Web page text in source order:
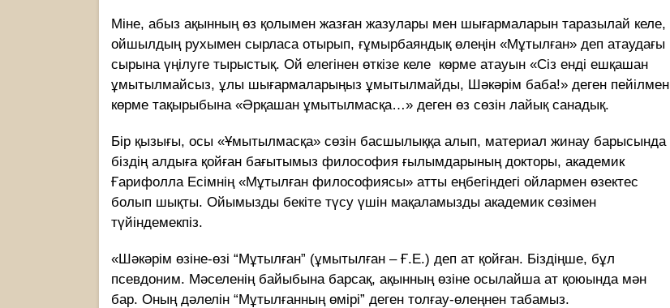
Міне, абыз ақынның өз қолымен жазған жазулары мен шығармаларын таразылай келе,
ойшылдың рухымен сырласа отырып, ғұмырбаяндық өлеңін «Мұтылған» деп атаудағы
сырына үңілуге тырыстық. Ой елегінен өткізе келе көрме атауын «Сіз енді ешқашан
ұмытылмайсыз, ұлы шығармаларыңыз ұмытылмайды, Шәкәрім баба!» деген пейілмен
көрме тақырыбына «Әрқашан ұмытылмасқа…» деген өз сөзін лайық санадық.
Бір қызығы, осы «Ұмытылмасқа» сөзін басшылыққа алып, материал жинау барысында
біздің алдыға қойған бағытымыз философия ғылымдарының докторы, академик
Ғарифолла Есімнің «Мұтылған философиясы» атты еңбегіндегі ойлармен өзектес
болып шықты. Ойымызды бекіте түсу үшін мақаламызды академик сөзімен
түйіндемекпіз.
«Шәкәрім өзіне-өзі “Мұтылған” (ұмытылған – Ғ.Е.) деп ат қойған. Біздіңше, бұл
псевдоним. Мәселенің байыбына барсақ, ақынның өзіне осылайша ат қоюында мән
бар. Оның дәлелін “Мұтылғанның өмірі” деген толғау-өлеңнен табамыз.